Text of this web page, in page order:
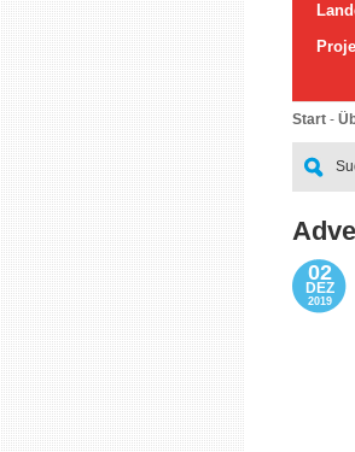
Start -
02
DEZ
2019